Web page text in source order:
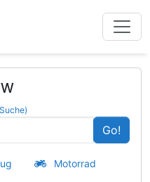
Go!
Motorrad